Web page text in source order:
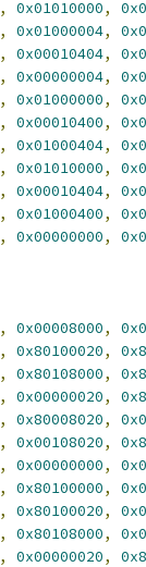
, 0x01010000,
, 0x01000004,
, 0x00010404,
, 0x00000004,
, 0x01000000,
, 0x00010400,
, 0x01000404,
, 0x01010000,
, 0x00010404,
, 0x01000400,
, 0x00000000,
, 0x00008000,
, 0x80100020,
, 0x80108000,
, 0x00000020,
, 0x80008020,
, 0x00108020,
, 0x00000000,
, 0x80100000,
, 0x80100020,
, 0x80108000,
, 0x00000020,